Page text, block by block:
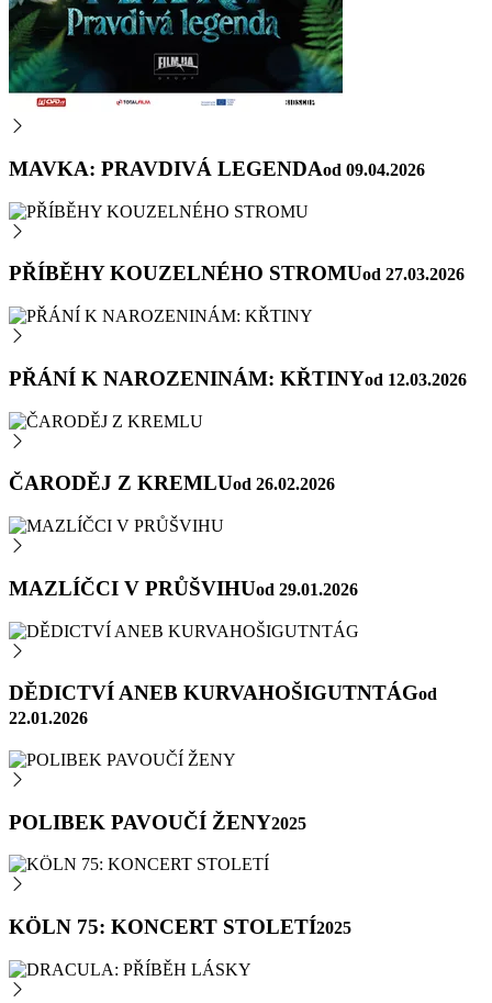
MAVKA: PRAVDIVÁ LEGENDAod 09.04.2026
PŘÍBĚHY KOUZELNÉHO STROMUod 27.03.2026
PŘÁNÍ K NAROZENINÁM: KŘTINYod 12.03.2026
ČARODĚJ Z KREMLUod 26.02.2026
MAZLÍČCI V PRŮŠVIHUod 29.01.2026
DĚDICTVÍ ANEB KURVAHOŠIGUTNTÁGod
22.01.2026
POLIBEK PAVOUČÍ ŽENY2025
KÖLN 75: KONCERT STOLETÍ2025